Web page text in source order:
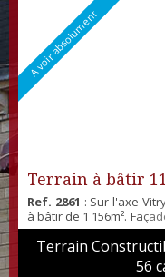
A voir absolument
Terrain à bâtir
Ref. 2861 : Sur l'axe
à bâtir de 1 156m².
plus de terrain. Hors
Télécoms à proximité.
Terrain
56